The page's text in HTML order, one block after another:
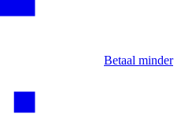
Betaal minder